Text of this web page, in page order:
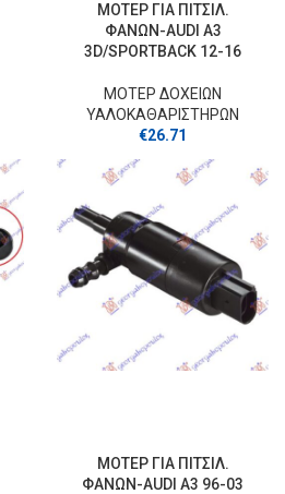
ΜΟΤΕΡ ΓΙΑ ΠΙΤΣΙΛ.
ΦΑΝΩΝ-AUDI A3
3D/SPORTBACK 12-16
ΜΟΤΕΡ ΔΟΧΕΙΩΝ
ΥΑΛΟΚΑΘΑΡΙΣΤΗΡΩΝ
€26.71
ΜΟΤΕΡ ΓΙΑ ΠΙΤΣΙΛ.
ΦΑΝΩΝ-AUDI A3 96-03